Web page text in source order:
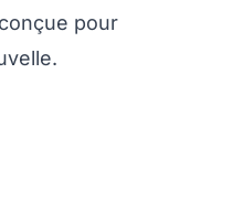
pour